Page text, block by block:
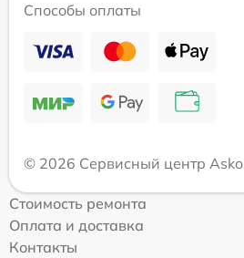
Способы оплаты
© 2026 Сервисный центр Asko
Стоимость ремонта
Оплата и доставка
Контакты